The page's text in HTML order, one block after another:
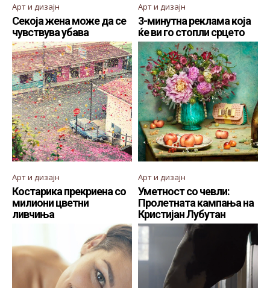
Арт и дизајн
Секоја жена може да се
чувствува убава
Арт и дизајн
3-минутна реклама која
ќе ви го стопли срцето
Арт и дизајн
Костарика прекриена со
милиони цветни
ливчиња
Арт и дизајн
Уметност со чевли:
Пролетната кампања на
Кристијан Лубутан